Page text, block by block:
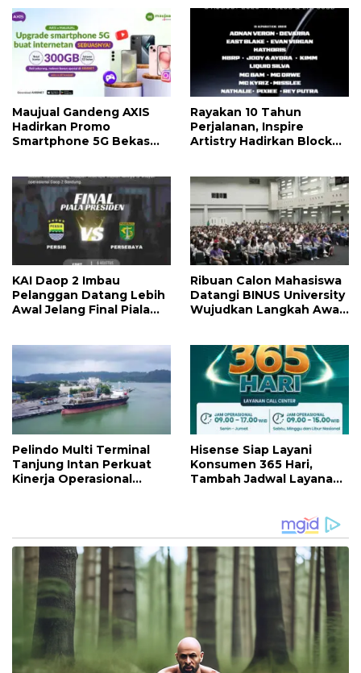
Maujual Gandeng AXIS
Hadirkan Promo
Smartphone 5G Bekas
Rayakan 10 Tahun
Perjalanan, Inspire
Artistry Hadirkan Block
KAI Daop 2 Imbau
Pelanggan Datang Lebih
Awal Jelang Final Piala
Ribuan Calon Mahasiswa
Datangi BINUS University
Wujudkan Langkah Awal
Pelindo Multi Terminal
Tanjung Intan Perkuat
Kinerja Operasional
Hisense Siap Layani
Konsumen 365 Hari,
Tambah Jadwal Layanan